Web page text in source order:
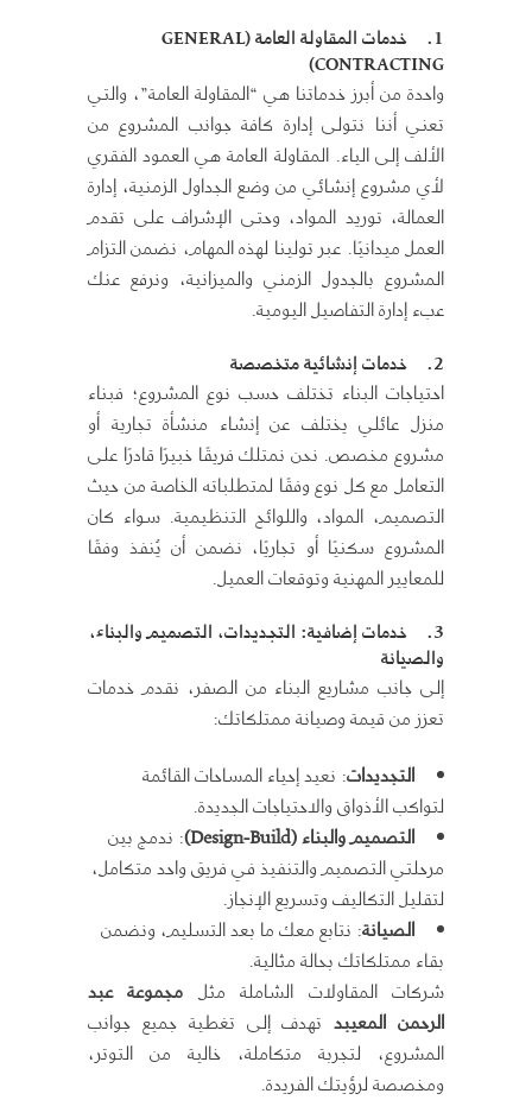
1. خدمات المقاولة العامة (GENERAL
CONTRACTING)
واحدة من أبرز خدماتنا هي “المقاولة العامة”، والتي
تعني أننا نتولى إدارة كافة جوانب المشروع من
الألف إلى الياء. المقاولة العامة هي العمود الفقري
لأي مشروع إنشائي من وضع الجداول الزمنية، إدارة
العمالة، توريد المواد، وحتى الإشراف على تقدم
العمل ميدانيًا. عبر تولينا لهذه المهام، نضمن التزام
المشروع بالجدول الزمني والميزانية، ونرفع عنك
عبء إدارة التفاصيل اليومية.
2. خدمات إنشائية متخصصة
احتياجات البناء تختلف حسب نوع المشروع؛ فبناء
منزل عائلي يختلف عن إنشاء منشأة تجارية أو
مشروع مخصص. نحن نمتلك فريقًا خبيرًا قادرًا على
التعامل مع كل نوع وفقًا لمتطلباته الخاصة من حيث
التصميم، المواد، واللوائح التنظيمية. سواء كان
المشروع سكنيًا أو تجاريًا، نضمن أن يُنفذ وفقًا
للمعايير المهنية وتوقعات العميل.
3.
خدمات إضافية: التجديدات، التصميم والبناء،
والصيانة
إلى جانب مشاريع البناء من الصفر، نقدم خدمات
تعزز من قيمة وصيانة ممتلكاتك:
التجديدات: نعيد إحياء المساحات القائمة
لتواكب الأذواق والاحتياجات الجديدة.
التصميم والبناء(Design-Build)
: ندمج بين
مرحلتي التصميم والتنفيذ في فريق واحد متكامل،
لتقليل التكاليف وتسريع الإنجاز.
الصيانة: نتابع معك ما بعد التسليم، ونضمن
بقاء ممتلكاتك بحالة مثالية.
شركات المقاولات الشاملة مثل مجموعة عبد
الرحمن المعيبدتهدف إلى تغطية جميع جوانب
المشروع، لتجربة متكاملة، خالية من التوتر،
ومخصصة لرؤيتك الفريدة.